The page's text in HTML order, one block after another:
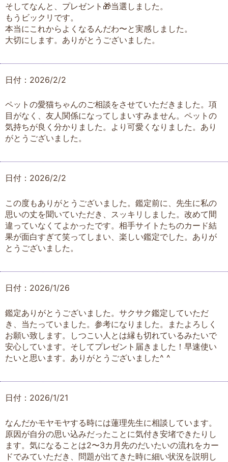
そしてなんと、プレゼント🎁当選しました。
もうビックリです。
本当にこれからよくなるんだわ〜と実感しました。
大切にします。ありがとうございました。
日付：2026/2/2
ペットの愛猫ちゃんのご相談をさせていただきました。項
目がなく、友人関係になってしまいすみません。ペットの
気持ちが良く分かりました。より可愛くなりました。あり
がとうございました。
日付：2026/2/2
この度もありがとうございました。鑑定前に、先生に私の
思いの丈を聞いていただき、スッキリしました。改めて間
違っていなくてよかったです。相手サイトたちのカード結
果が面白すぎて笑ってしまい、楽しい鑑定でした。ありが
とうございました。
日付：2026/1/26
鑑定ありがとうございました。サクサク鑑定していただ
き、当たっていました。参考になりました。またよろしく
お願い致します。しつこい人とは縁も切れているみたいで
安心しています。そしてプレゼント届きました！早速使い
たいと思います。ありがとうございました^ ^
日付：2026/1/21
なんだかモヤモヤする時には蓮理先生に相談しています。
原因が自分の思い込みだったことに気付き安堵できたりし
ます。気になることは2〜3カ月先のだいたいの流れをカー
ドでみていただき、問題が出てきた時に細い状況を説明し